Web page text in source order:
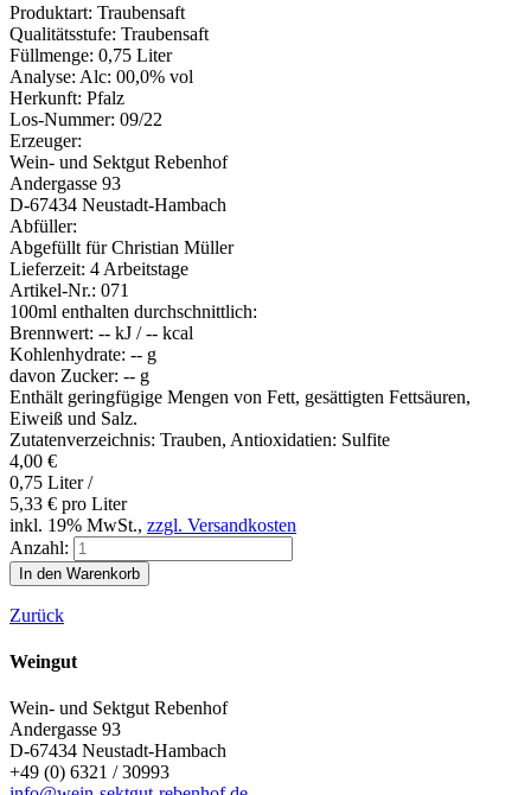
Produktart: Traubensaft
Qualitätsstufe: Traubensaft
Füllmenge: 0,75 Liter
Analyse: Alc: 00,0% vol
Herkunft: Pfalz
Los-Nummer: 09/22
Erzeuger:
Wein- und Sektgut Rebenhof
Andergasse 93
D-67434 Neustadt-Hambach
Abfüller:
Abgefüllt für Christian Müller
Lieferzeit: 4 Arbeitstage
Artikel-Nr.: 071
100ml enthalten durchschnittlich:
Brennwert: -- kJ / -- kcal
Kohlenhydrate: -- g
davon Zucker: -- g
Enthält geringfügige Mengen von Fett, gesättigten Fettsäuren,
Eiweiß und Salz.
Zutatenverzeichnis: Trauben, Antioxidatien: Sulfite
4,00 €
0,75 Liter /
5,33 € pro Liter
inkl. 19% MwSt., zzgl. Versandkosten
Anzahl:
Zurück
Weingut
Wein- und Sektgut Rebenhof
Andergasse 93
D-67434 Neustadt-Hambach
+49 (0) 6321 / 30993